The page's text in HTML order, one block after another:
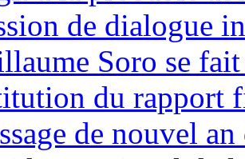
de dialogue
Soro se
du rapport
de nouvel